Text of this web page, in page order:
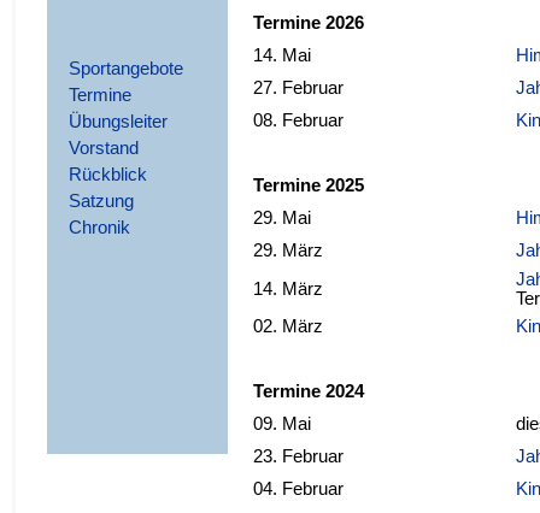
Sportangebote
Termine
Übungsleiter
Vorstand
Rückblick
Satzung
Chronik
Termine 2026
14. Mai
27. Februar
08. Februar
Termine 2025
29. Mai
29. März
14. März
02. März
Termine 2024
09. Mai
23. Februar
04. Februar